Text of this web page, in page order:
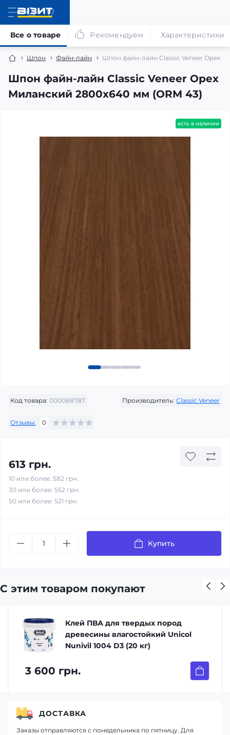
Шпон Файн-лайн Шпон файн-лайн Classic Veneer Орех
Шпон файн-лайн Classic Veneer Орех
Миланский 2800x640 мм (ORM 43)
Все о товаре Рекомендуем Характеристики
есть в наличии
Код товара: 000088787 Производитель: Classic Veneer
Отзывы: 0
613 грн.
10 или более: 582 грн.
30 или более: 552 грн.
50 или более: 521 грн.
Купить
С этим товаром покупают
Клей ПВА для твердых пород
древесины влагостойкий Unicol
Nunivil 1004 D3 (20 кг)
3 600 грн.
ДОСТАВКА
Заказы отправляются с понедельника по пятницу. Для